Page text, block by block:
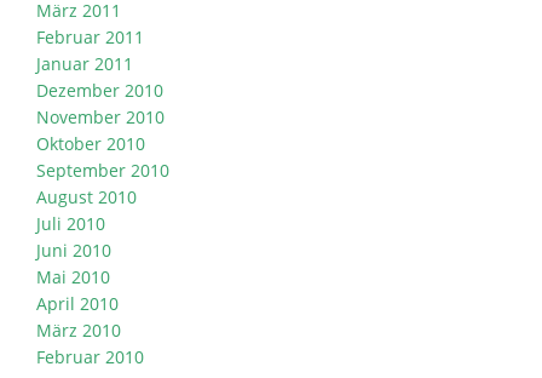
März 2011
Februar 2011
Januar 2011
Dezember 2010
November 2010
Oktober 2010
September 2010
August 2010
Juli 2010
Juni 2010
Mai 2010
April 2010
März 2010
Februar 2010